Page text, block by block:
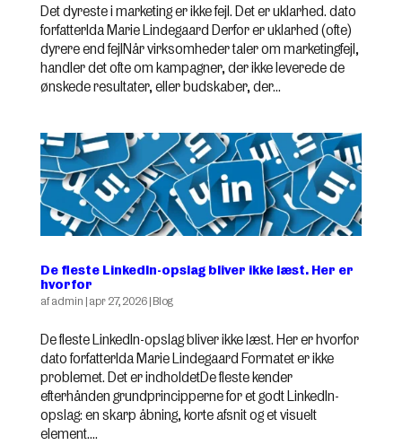
Det dyreste i marketing er ikke fejl. Det er uklarhed. dato
forfatterIda Marie Lindegaard Derfor er uklarhed (ofte)
dyrere end fejlNår virksomheder taler om marketingfejl,
handler det ofte om kampagner, der ikke leverede de
ønskede resultater, eller budskaber, der...
De fleste LinkedIn-opslag bliver ikke læst. Her er
hvorfor
afadmin |apr 27, 2026|Blog
De fleste LinkedIn-opslag bliver ikke læst. Her er hvorfor
dato forfatterIda Marie Lindegaard Formatet er ikke
problemet. Det er indholdetDe fleste kender
efterhånden grundprincipperne for et godt LinkedIn-
opslag: en skarp åbning, korte afsnit og et visuelt
element....